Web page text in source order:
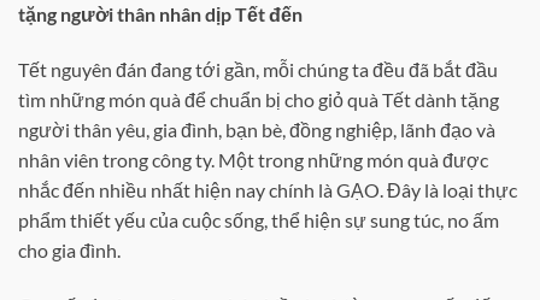
tặng người thân nhân dịp Tết đến
Tết nguyên đán đang tới gần, mỗi chúng ta đều đã bắt đầu
tìm những món quà để chuẩn bị cho giỏ quà Tết dành tặng
người thân yêu, gia đình, bạn bè, đồng nghiệp, lãnh đạo và
nhân viên trong công ty. Một trong những món quà được
nhắc đến nhiều nhất hiện nay chính là GẠO. Đây là loại thực
phẩm thiết yếu của cuộc sống, thể hiện sự sung túc, no ấm
cho gia đình.